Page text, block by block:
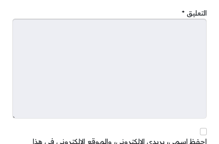
التعليق *
احفظ اسمي، بريدي الإلكتروني، والموقع الإلكتروني في هذا